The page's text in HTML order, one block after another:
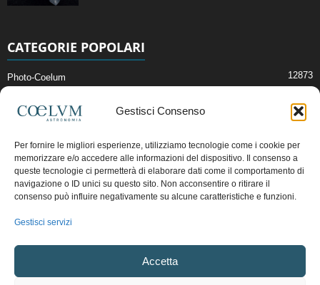
Gestisci Consenso
Per fornire le migliori esperienze, utilizziamo tecnologie come i cookie per
memorizzare e/o accedere alle informazioni del dispositivo. Il consenso a
queste tecnologie ci permetterà di elaborare dati come il comportamento di
navigazione o ID unici su questo sito. Non acconsentire o ritirare il
consenso può influire negativamente su alcune caratteristiche e funzioni.
Gestisci servizi
Accetta
CATEGORIE POPOLARI
Photo-Coelum 12873
News di Astronomia 2412
Cielo del Mese
Astronomia, Astrofisica e Cosmologia
Articoli e Risorse On-Line
Copyright © 1997 - 2024 vietata la riproduzione.